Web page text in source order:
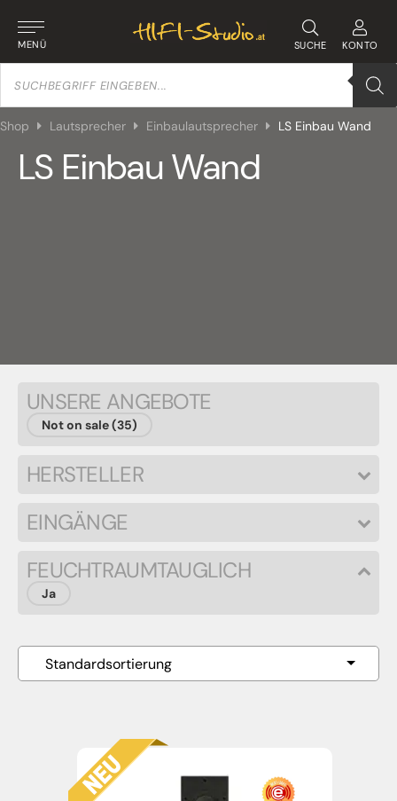
MENÜ SUCHE KONTO
Products
search
Shop Lautsprecher Einbaulautsprecher LS Einbau Wand
LS Einbau Wand
UNSERE ANGEBOTE
Not on sale (35)
HERSTELLER
EINGÄNGE
FEUCHTRAUMTAUGLICH
Ja